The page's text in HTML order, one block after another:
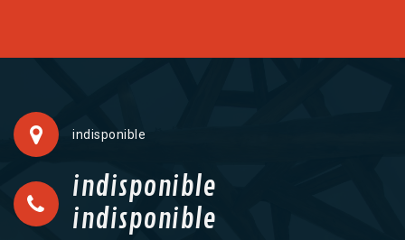
indisponible
indisponible
indisponible